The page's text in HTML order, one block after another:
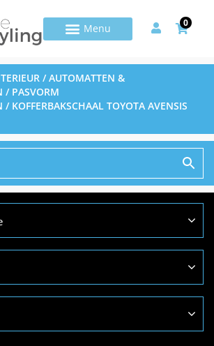
0
/AUTOMATTEN &
/ PASVORM
/ KOFFERBAKSCHAAL TOYOTA AVENSIS